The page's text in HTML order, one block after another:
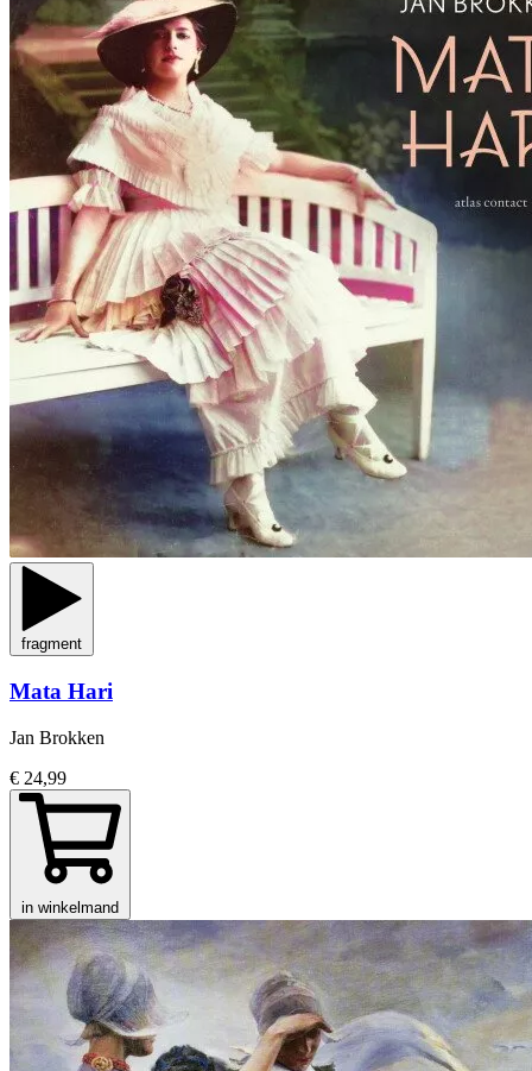
fragment
Mata Hari
Jan Brokken
€ 24,99
in winkelmand